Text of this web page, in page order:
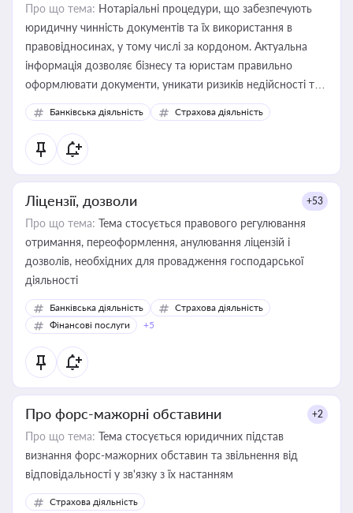
Про що тема: Нотаріальні процедури, що забезпечують
юридичну чинність документів та їх використання в
правовідносинах, у тому числі за кордоном. Актуальна
інформація дозволяє бізнесу та юристам правильно
оформлювати документи, уникати ризиків недійсності та
забезпечувати їх належне прийняття органами влади та
контрагентами
Банківська діяльність Страхова діяльність
Ліцензії, дозволи +53
Про що тема: Тема стосується правового регулювання
отримання, переоформлення, анулювання ліцензій і
дозволів, необхідних для провадження господарської
діяльності
Банківська діяльність
Страхова діяльність
Фінансові послуги
+5
Про форс-мажорні обставини +2
Про що тема: Тема стосується юридичних підстав
визнання форс-мажорних обставин та звільнення від
відповідальності у зв'язку з їх настанням
Страхова діяльність